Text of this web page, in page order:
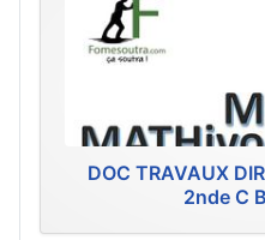
DOC TRAVAUX
2nde C